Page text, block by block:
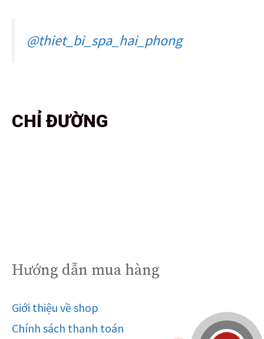
@thiet_bi_spa_hai_phong
CHỈ ĐƯỜNG
Hướng dẫn mua hàng
Giới thiệu về shop
Chính sách thanh toán